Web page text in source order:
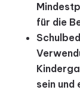
für die
sein und